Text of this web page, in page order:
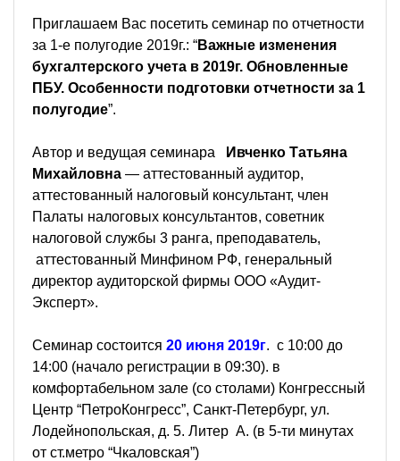
Приглашаем Вас посетить семинар по отчетности
за 1-е полугодие 2019г.: “Важные изменения
бухгалтерского учета в 2019г. Обновленные
ПБУ. Особенности подготовки отчетности за 1
полугодие”.
Автор и ведущая семинара
Ивченко Татьяна
Михайловна — аттестованный аудитор,
аттестованный налоговый консультант, член
Палаты налоговых консультантов, советник
налоговой службы 3 ранга, преподаватель,
аттестованный Минфином РФ, генеральный
директор аудиторской фирмы ООО «Аудит-
Эксперт».
Семинар состоится 20 июня 2019г. с 10:00 до
14:00 (начало регистрации в 09:30). в
комфортабельном зале (со столами) Конгрессный
Центр “ПетроКонгресс”, Санкт-Петербург, ул.
Лодейнопольская, д. 5. Литер А. (в 5-ти минутах
от ст.метро “Чкаловская”)